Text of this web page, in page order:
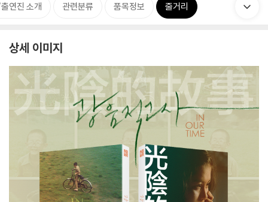
연진 소개 관련분류 품목정보 줄거리
상세 이미지